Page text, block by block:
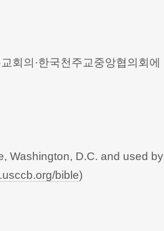
회의·한국천주교중앙협의회에
Washington, D.C. and used by
bible)